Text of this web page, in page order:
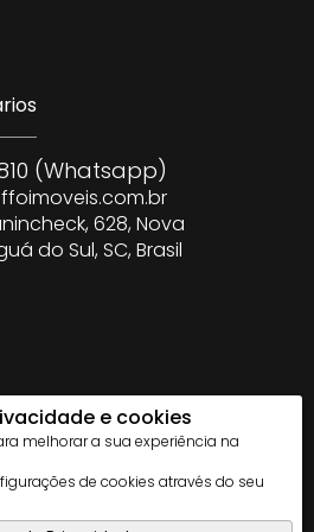
e cookies
melhorar a sua experiência na
de cookies através do seu
(Whatsapp)
, 628, Nova
do Sul, SC, Brasil
porApresenta.me